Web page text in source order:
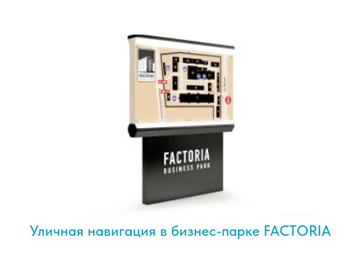
Уличная навигация в бизнес-парке FACTORIA